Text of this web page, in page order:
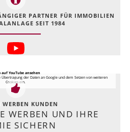
PARTNER FÜR IMMOBILIEN
SEIT 1984
auf YouTube ansehen
der Daten an Google und dem Setzen von weiteren
Cookies ein.
KUNDEN
WERBEN UND IHRE
SICHERN